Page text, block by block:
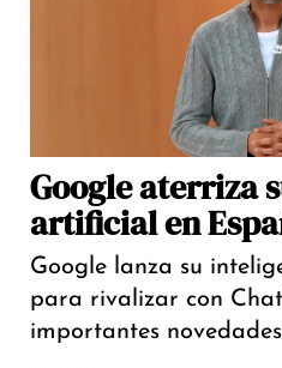
Google aterriza
artificial en
Google lanza su
para rivalizar con
importantes novedades